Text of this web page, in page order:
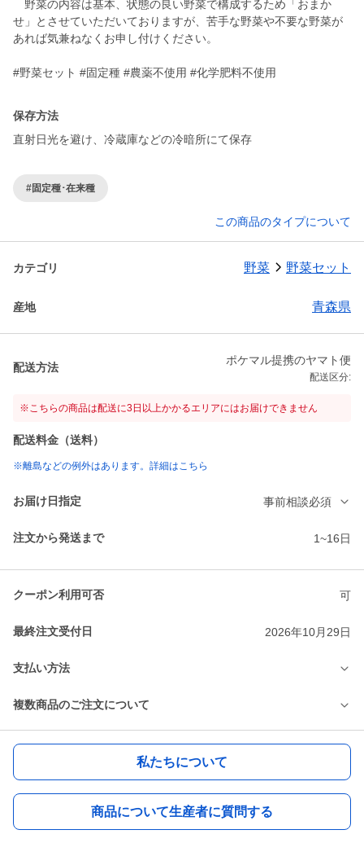
野菜の内容は基本、状態の良い野菜で構成するため「おまか
せ」とさせていただいておりますが、苦手な野菜や不要な野菜が
あれば気兼ねなくお申し付けください。
#野菜セット #固定種 #農薬不使用 #化学肥料不使用
保存方法
直射日光を避け、冷蔵庫などの冷暗所にて保存
#固定種･在来種
この商品のタイプについて
カテゴリ 野菜 野菜セット
産地 青森県
配送方法
ポケマル提携のヤマト便
配送区分:
※こちらの商品は配送に3日以上かかるエリアにはお届けできません
配送料金（送料）
※離島などの例外はあります。詳細はこちら
お届け日指定 事前相談必須
注文から発送まで 1~16日
クーポン利用可否 可
最終注文受付日 2026年10月29日
支払い方法
複数商品のご注文について
私たちについて
商品について生産者に質問する